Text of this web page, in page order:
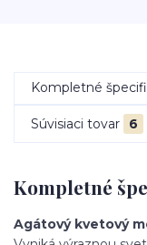
Kompletné
Súvisiaci tovar 6
Kompletné
Agátový kvetový